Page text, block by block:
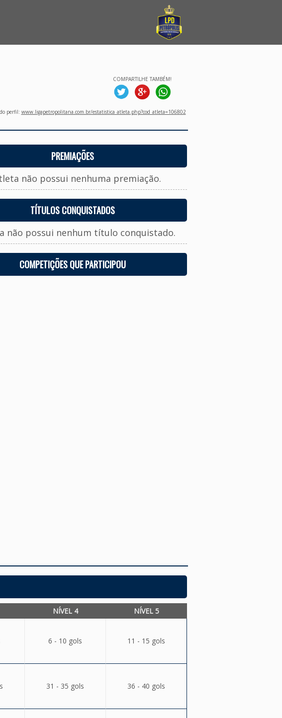
COMPARTILHE TAMBÉM!
perfil: www.ligapetropolitana.com.br/estatistica_atleta.php?cod_atleta=106802
PREMIAÇÕES
não possui nenhuma premiação.
TÍTULOS CONQUISTADOS
não possui nenhum título conquistado.
COMPETIÇÕES QUE PARTICIPOU
NÍVEL 4 NÍVEL 5
6 - 10 gols 11 - 15 gols
31 - 35 gols 36 - 40 gols